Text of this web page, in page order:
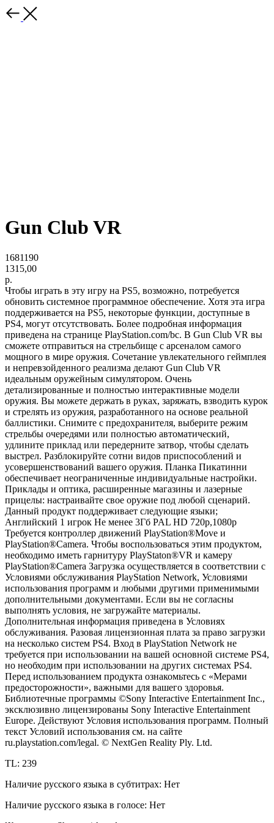
Gun Club VR
1681190
1315,00
р.
Чтобы играть в эту игру на PS5, возможно, потребуется
обновить системное программное обеспечение. Хотя эта игра
поддерживается на PS5, некоторые функции, доступные в
PS4, могут отсутствовать. Более подробная информация
приведена на странице PlayStation.com/bc. В Gun Club VR вы
сможете отправиться на стрельбище с арсеналом самого
мощного в мире оружия. Сочетание увлекательного геймплея
и непревзойденного реализма делают Gun Club VR
идеальным оружейным симулятором. Очень
детализированные и полностью интерактивные модели
оружия. Вы можете держать в руках, заряжать, взводить курок
и стрелять из оружия, разработанного на основе реальной
баллистики. Снимите с предохранителя, выберите режим
стрельбы очередями или полностью автоматический,
удлините приклад или передерните затвор, чтобы сделать
выстрел. Разблокируйте сотни видов приспособлений и
усовершенствований вашего оружия. Планка Пикатинни
обеспечивает неограниченные индивидуальные настройки.
Приклады и оптика, расширенные магазины и лазерные
прицелы: настраивайте свое оружие под любой сценарий.
Данный продукт поддерживает следующие языки;
Английский 1 игрок Не менее 3Гб PAL HD 720p,1080p
Требуется контроллер движений PlayStation®Move и
PlayStation®Camera. Чтобы воспользоваться этим продуктом,
необходимо иметь гарнитуру PlayStaton®VR и камеру
PlayStation®Camera Загрузка осуществляется в соответствии с
Условиями обслуживания PlayStation Network, Условиями
использования программ и любыми другими применимыми
дополнительными документами. Если вы не согласны
выполнять условия, не загружайте материалы.
Дополнительная информация приведена в Условиях
обслуживания. Разовая лицензионная плата за право загрузки
на несколько систем PS4. Вход в PlayStation Network не
требуется при использовании на вашей основной системе PS4,
но необходим при использовании на других системах PS4.
Перед использованием продукта ознакомьтесь с «Мерами
предосторожности», важными для вашего здоровья.
Библиотечные программы ©Sony Interactive Entertainment Inc.,
эксклюзивно лицензированы Sony Interactive Entertainment
Europe. Действуют Условия использования программ. Полный
текст Условий использования см. на сайте
ru.playstation.com/legal. © NextGen Reality Ply. Ltd.
TL: 239
Наличие русского языка в субтитрах: Нет
Наличие русского языка в голосе: Нет